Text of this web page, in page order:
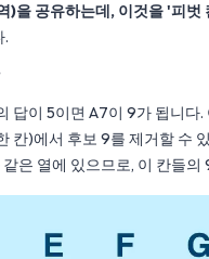
)을 공유하는데, 이것을 '피벗
.
답이 5이면 A7이 9가 됩니
)에서 후보 9를 제거할 수
은 열에 있으므로, 이 칸들